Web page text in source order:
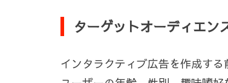
ターゲットオーディエン
インタラクティブ広告を作成す